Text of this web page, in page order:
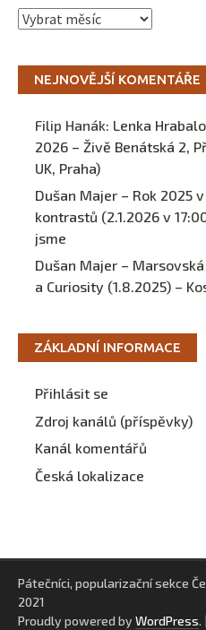
Archivy
NEJNOVĚJŠÍ KOMENTÁŘE
Filip Hanák: Lenka
2026 – Živě Benátská 2,
UK, Praha)
Dušan Majer – Rok 2025
kontrastů (2.1.2026 v
jsme
Dušan Majer –
a Curiosity (1.8.2025) –
ZÁKLADNÍ INFORMACE
Přihlásit se
Zdroj kanálů (příspěvky)
Kanál komentářů
Česká lokalizace
Pátečníci, popularizační sekce
2021
Proudly powered by WordPress. |